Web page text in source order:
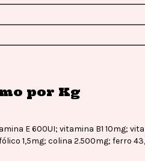
por Kg
E 600UI; vitamina B1 10mg;
1,5mg; colina 2.500mg; ferro